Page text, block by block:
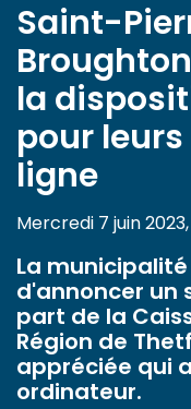
Saint-
la
pour
ligne
Mercredi 7 juin 2023,
La
d'annoncer un
part de la
Région de
appréciée qui
ordinateur.